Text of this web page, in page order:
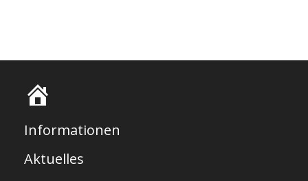
r
Informationen
Aktuelles